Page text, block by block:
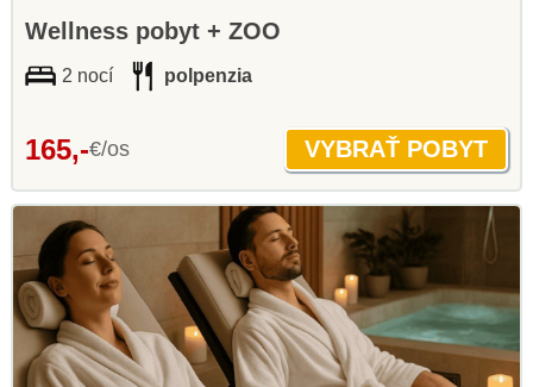
Wellness pobyt + ZOO
2 nocí polpenzia
165,-€/os